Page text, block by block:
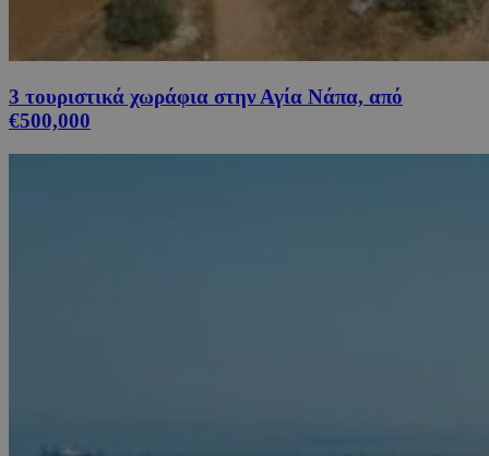
3 τουριστικά χωράφια στην Αγία Νάπα, από
€500,000